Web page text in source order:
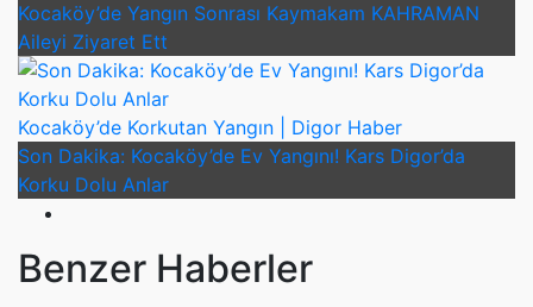
Kocaköy’de Yangın Sonrası Kaymakam KAHRAMAN
Aileyi Ziyaret Ett
Kocaköy’de Korkutan Yangın | Digor Haber
Son Dakika: Kocaköy’de Ev Yangını! Kars Digor’da
Korku Dolu Anlar
Benzer Haberler